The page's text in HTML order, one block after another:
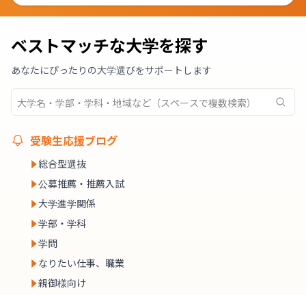
ベストマッチな大学を探す
あなたにぴったりの大学選びをサポートします
受験生応援ブログ
総合型選抜
公募推薦・推薦入試
大学進学関係
学部・学科
学問
なりたい仕事、職業
親御様向け